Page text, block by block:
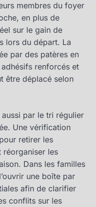
membres du foyer
en plus de
sur le gain de
lors du départ. La
par des patères en
renforcés et
être déplacé selon
par le tri régulier
Une vérification
retirer les
réorganiser les
Dans les familles
une boîte par
afin de clarifier
conflits sur les